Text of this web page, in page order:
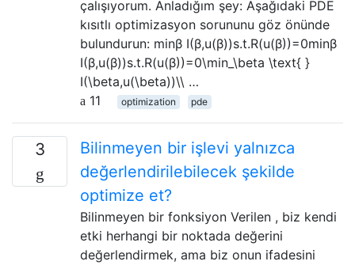
çalışıyorum. Anladığım şey: Aşağıdaki PDE
kısıtlı optimizasyon sorununu göz önünde
bulundurun: minβ I(β,u(β))s.t.R(u(β))=0minβ
I(β,u(β))s.t.R(u(β))=0\min_\beta \text{ }
I(\beta,u(\beta))\\ …
11
optimization pde
3
Bilinmeyen bir işlevi yalnızca
değerlendirilebilecek şekilde
optimize et?
Bilinmeyen bir fonksiyon Verilen , biz kendi
etki herhangi bir noktada değerini
değerlendirmek, ama biz onun ifadesini